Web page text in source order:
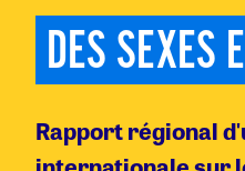
DES SEXES
Rapport régional